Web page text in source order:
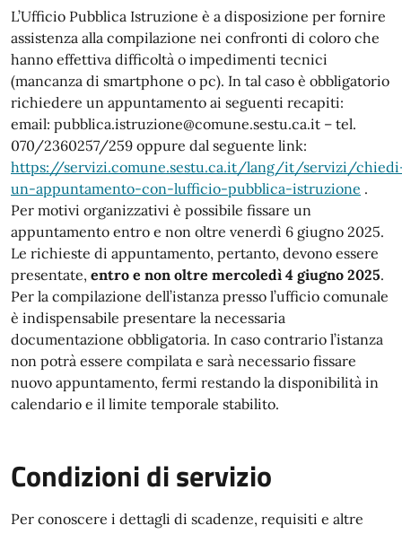
L’Ufficio Pubblica Istruzione è a disposizione per fornire
assistenza alla compilazione nei confronti di coloro che
hanno effettiva difficoltà o impedimenti tecnici
(mancanza di smartphone o pc). In tal caso è obbligatorio
richiedere un appuntamento ai seguenti recapiti:
email: pubblica.istruzione@comune.sestu.ca.it – tel.
070/2360257/259 oppure dal seguente link:
https://servizi.comune.sestu.ca.it/lang/it/servizi/
un-appuntamento-con-lufficio-pubblica-istruzione .
Per motivi organizzativi è possibile fissare un
appuntamento entro e non oltre venerdì 6 giugno 2025.
Le richieste di appuntamento, pertanto, devono essere
presentate, entro e non oltre mercoledì 4 giugno 2025.
Per la compilazione dell’istanza presso l’ufficio comunale
è indispensabile presentare la necessaria
documentazione obbligatoria. In caso contrario l’istanza
non potrà essere compilata e sarà necessario fissare
nuovo appuntamento, fermi restando la disponibilità in
calendario e il limite temporale stabilito.
Condizioni di servizio
Per conoscere i dettagli di scadenze, requisiti e altre